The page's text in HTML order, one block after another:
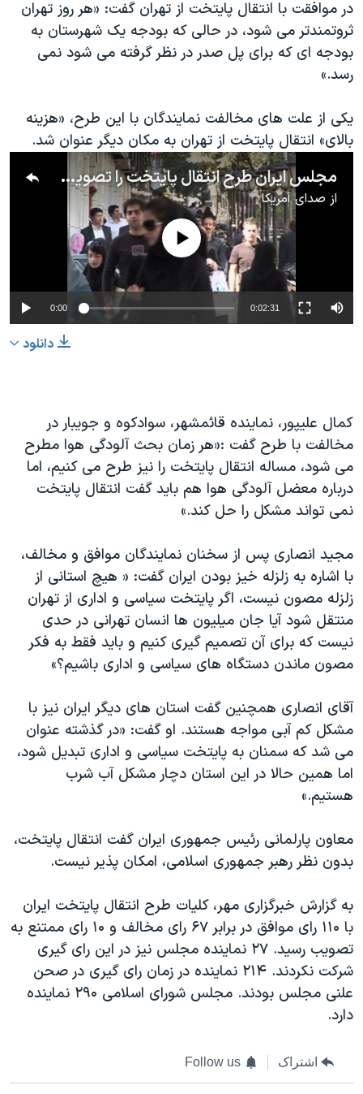
نرگس محمدی برنده جایزه نوبل صلح
همایش محافظه‌کاران آمریکا «سی‌پک»
سفر پرزیدنت ترامپ به چین
در موافقت با انتقال پایتخت از تهران گفت: «هر روز تهران
ثروتمندتر می شود، در حالی که بودجه یک شهرستان به
بودجه ای که برای پل صدر در نظر گرفته می شود نمی
رسد.»
یکی از علت های مخالفت نمایندگان با این طرح، «هزینه
بالای» انتقال پایتخت از تهران به مکان دیگر عنوان شد.
مجلس ایران طرح انتقال پایتخت را تصویب کرد
از صدای آمریکا
No media source currently available
0:00 0:02:31
دانلود
کمال علیپور، نماینده قائمشهر، سوادکوه و جویبار در
مخالفت با طرح گفت :«هر زمان بحث آلودگی هوا مطرح
می شود، مساله انتقال پایتخت را نیز طرح می کنیم، اما
درباره معضل آلودگی هوا هم باید گفت انتقال پایتخت
نمی تواند مشکل را حل کند.»
مجید انصاری پس از سخنان نمایندگان موافق و مخالف،
با اشاره به زلزله خیز بودن ایران گفت: « هیچ استانی از
زلزله مصون نیست، اگر پایتخت سیاسی و اداری از تهران
منتقل شود آیا جان میلیون ها انسان تهرانی در حدی
نیست که برای آن تصمیم گیری کنیم و باید فقط به فکر
مصون ماندن دستگاه های سیاسی و اداری باشیم؟»
آقای انصاری همچنین گفت استان های دیگر ایران نیز با
مشکل کم آبی مواجه هستند. او گفت: «در گذشته عنوان
می شد که سمنان به پایتخت سیاسی و اداری تبدیل شود،
اما همین حالا در این استان دچار مشکل آب شرب
هستیم.»
معاون پارلمانی رئیس جمهوری ایران گفت انتقال پایتخت،
بدون نظر رهبر جمهوری اسلامی، امکان پذیر نیست.
به گزارش خبرگزاری مهر، کلیات طرح انتقال پایتخت ایران
با ۱۱۰ رای موافق در برابر ۶۷ رای مخالف و ۱۰ رای ممتنع به
تصویب رسید. ۲۷ نماینده مجلس نیز در این رای گیری
شرکت نکردند. ۲۱۴ نماینده در زمان رای گیری در صحن
علنی مجلس بودند. مجلس شورای اسلامی ۲۹۰ نماینده
دارد.
اشتراک Follow us